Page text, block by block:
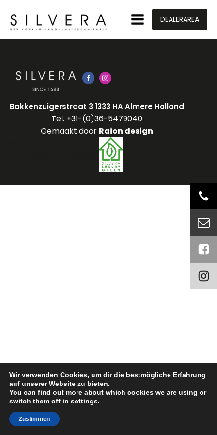
DEALERAREA
Bakkenzuigerstraat 3 1333 HA Almere Holland
Tel. +31-(0)36-5479040
Gemaakt door Raion design
Wir verwenden Cookies, um dir die bestmögliche Erfahrung
auf unserer Website zu bieten.
You can find out more about which cookies we are using or
switch them off in settings.
Zustimmen